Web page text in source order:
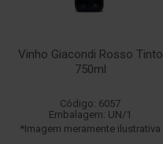
Vinho Giacondi Rosso Tinto
750ml
Código: 6057
Embalagem: UN/1
*Imagem meramente ilustrativa